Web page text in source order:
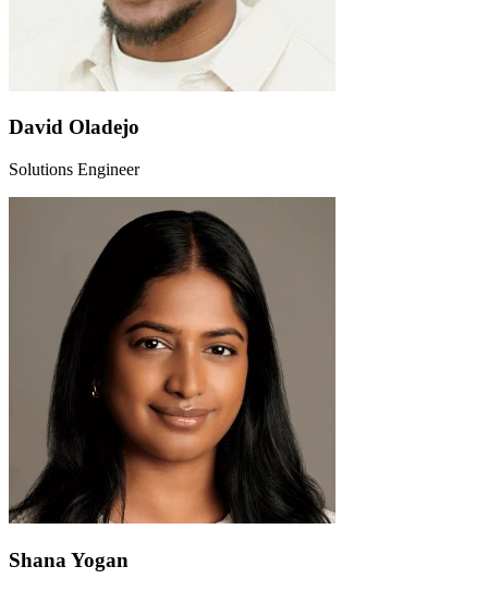
David Oladejo
Solutions Engineer
Shana Yogan